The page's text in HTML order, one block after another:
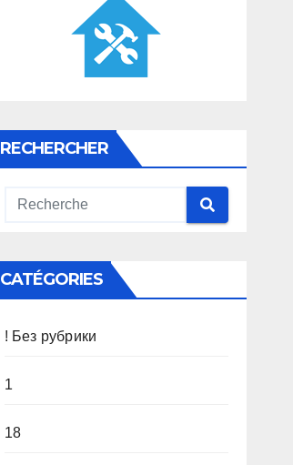
RECHERCHER
CATÉGORIES
! Без рубрики
1
18